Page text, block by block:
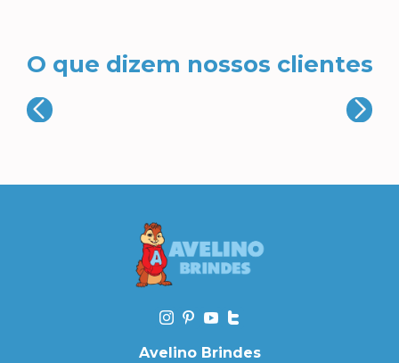
O que dizem nossos clientes
Avelino Brindes